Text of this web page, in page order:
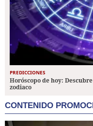
PREDICCIONES
Horóscopo de hoy:
zodiaco
CONTENIDO